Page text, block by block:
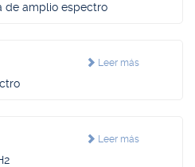
de amplio espectro
Leer más
Leer más